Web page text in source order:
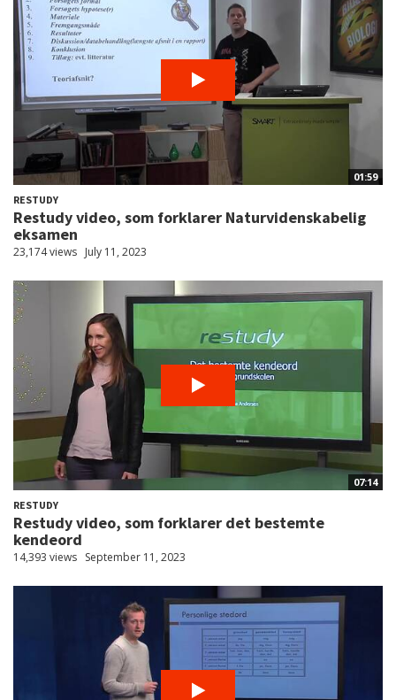
01:59
RESTUDY
Restudy video, som forklarer Naturvidenskabelig
eksamen
23,174 views July 11, 2023
07:14
RESTUDY
Restudy video, som forklarer det bestemte
kendeord
14,393 views September 11, 2023